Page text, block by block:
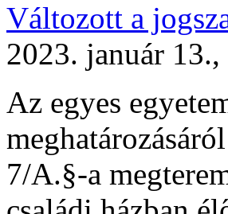
Változott a
2023. január
Az egyes
7/A.§-a